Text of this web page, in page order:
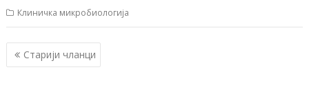
Клиничка микробиологија
К
р
Старији чланци